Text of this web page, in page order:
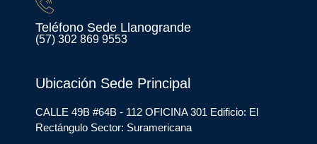
Teléfono Sede Llanogrande
(57) 302 869 9553
Ubicación Sede Principal
CALLE 49B #64B - 112 OFICINA 301 Edificio: El
Rectángulo Sector: Suramericana